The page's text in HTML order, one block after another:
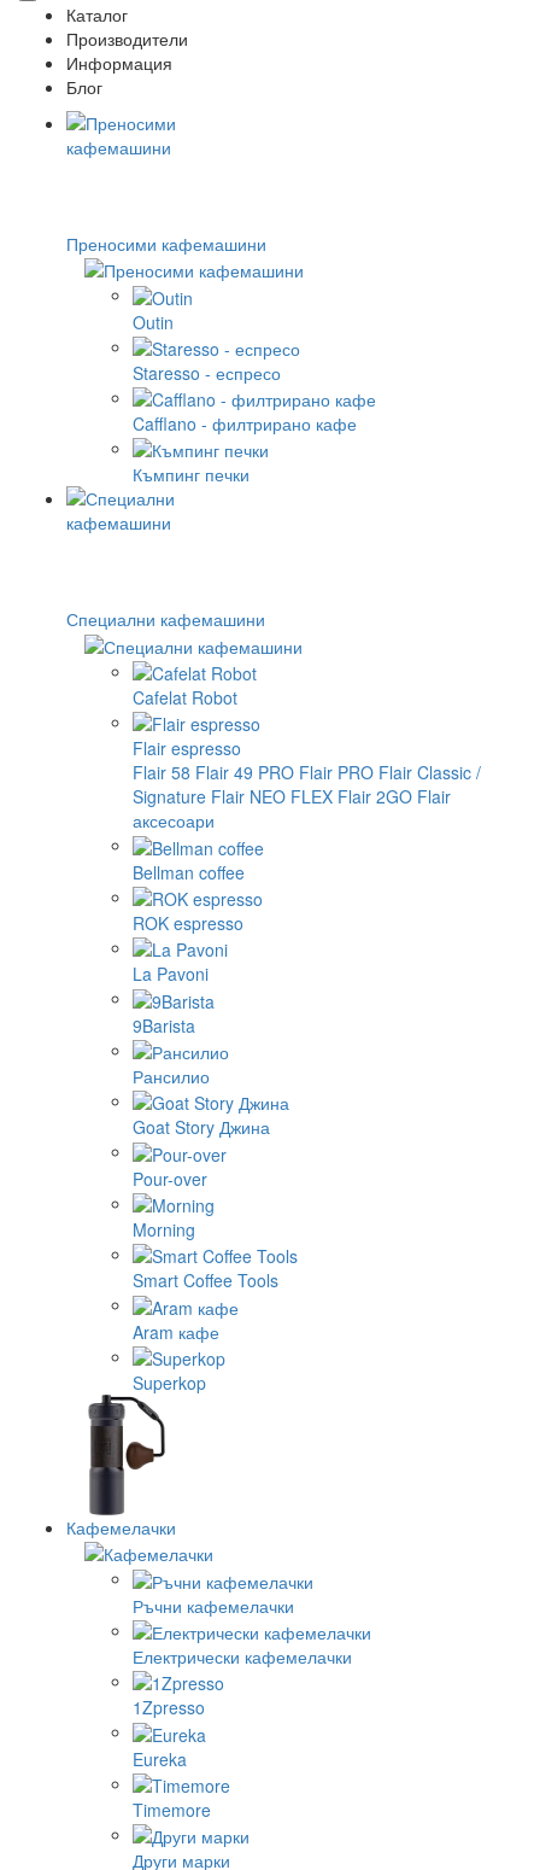
Каталог
Производители
Информация
Блог
Преносими кафемашини
Outin
Staresso - еспресо
Cafflano - филтрирано кафе
Къмпинг печки
Специални кафемашини
Cafelat Robot
Flair espresso
Flair 58 Flair 49 PRO Flair PRO Flair Classic /
Signature Flair NEO FLEX Flair 2GO Flair
аксесоари
Bellman coffee
ROK espresso
La Pavoni
9Barista
Рансилио
Goat Story Джина
Pour-over
Morning
Smart Coffee Tools
Aram кафе
Superkop
Кафемелачки
Ръчни кафемелачки
Електрически кафемелачки
1Zpresso
Eureka
Timemore
Други марки